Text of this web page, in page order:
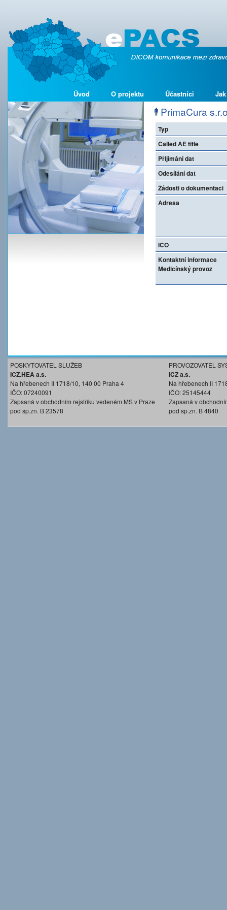
Úvod O projektu Účastníci
PrimaCura
Typ
Called AE title
Přijímání dat
Odesílání dat
Žádosti o dokumentaci
Adresa
IČO
Kontaktní informace
Medicínský provoz
POSKYTOVATEL SLUŽEB
ICZ.HEA a.s.
Na hřebenech II 1718/10, 140 00 Praha 4
IČO: 07240091
Zapsaná v obchodním rejstříku vedeném MS v Praze
pod sp.zn. B 23578
PROVOZOVATEL
ICZ a.s.
Na hřebenech II
IČO: 25145444
Zapsaná v
pod sp.zn. B 4840